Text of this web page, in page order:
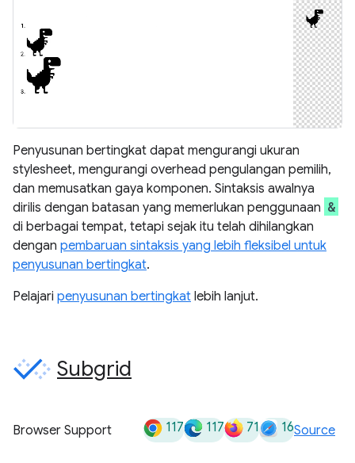
Penyusunan bertingkat dapat mengurangi ukuran
stylesheet, mengurangi overhead pengulangan pemilih,
dan memusatkan gaya komponen. Sintaksis awalnya
dirilis dengan batasan yang memerlukan penggunaan &
di berbagai tempat, tetapi sejak itu telah dihilangkan
dengan pembaruan sintaksis yang lebih fleksibel untuk
penyusunan bertingkat.
Pelajari penyusunan bertingkat lebih lanjut.
Subgrid
Browser Support 117 117 71 16Source